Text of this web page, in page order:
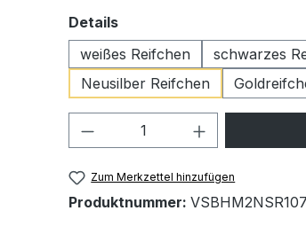
Detailsauswählen
weißes Reifchen
schwarzes
Neusilber Reifchen
Produkt Anzahl: Gib
Zum Merkzettel hinzufügen
Produktnummer: VSBHM2NSR107